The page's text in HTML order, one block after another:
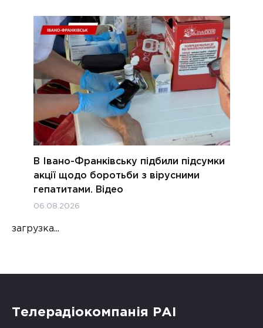
В Івано-Франківську підбили підсумки
акції щодо боротьби з вірусними
гепатитами. Відео
06.08.2026
загрузка...
Телерадіокомпанія РАІ